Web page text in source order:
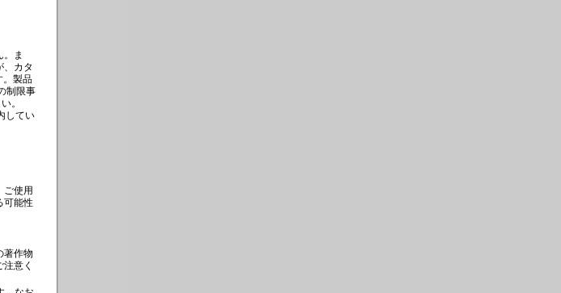
ま
、カタ
。製品
制限事
。
してい
ご使用
可能性
著作物
意く